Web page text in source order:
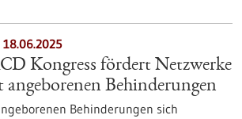
Kongress fördert Netzwerke
Behinderungen
Behinderungen sich